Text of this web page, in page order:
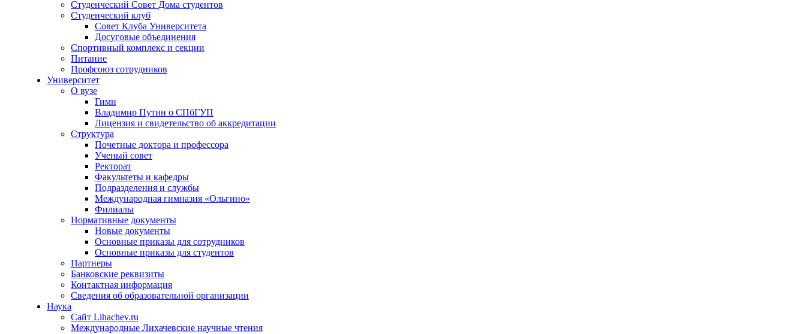
Студенческий Совет Дома студентов
Студенческий клуб
Совет Клуба Университета
Досуговые объединения
Спортивный комплекс и секции
Питание
Профсоюз сотрудников
Университет
О вузе
Гимн
Владимир Путин о СПбГУП
Лицензия и свидетельство об аккредитации
Структура
Почетные доктора и профессора
Ученый совет
Ректорат
Факультеты и кафедры
Подразделения и службы
Международная гимназия «Ольгино»
Филиалы
Нормативные документы
Новые документы
Основные приказы для сотрудников
Основные приказы для студентов
Партнеры
Банковские реквизиты
Контактная информация
Сведения об образовательной организации
Наука
Сайт Lihachev.ru
Международные Лихачевские научные чтения